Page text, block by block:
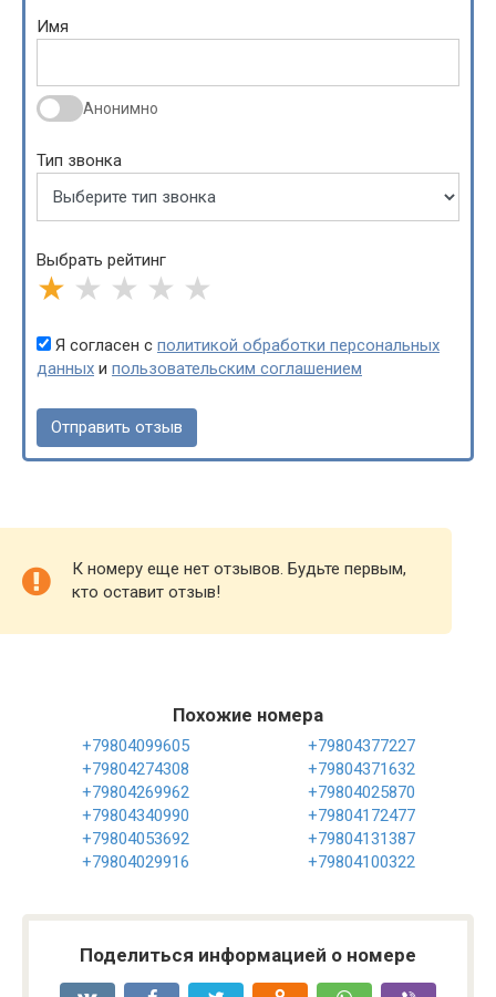
Имя
Анонимно
Тип звонка
Выбрать рейтинг
★ ★ ★ ★ ★
Я согласен с политикой обработки персональных
данных и пользовательским соглашением
К номеру еще нет отзывов. Будьте первым,
кто оставит отзыв!
Похожие номера
+79804099605
+79804377227
+79804274308
+79804371632
+79804269962
+79804025870
+79804340990
+79804172477
+79804053692
+79804131387
+79804029916
+79804100322
Поделиться информацией о номере